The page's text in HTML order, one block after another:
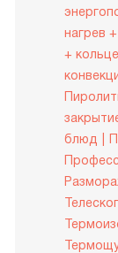
нагрев
+
блюд